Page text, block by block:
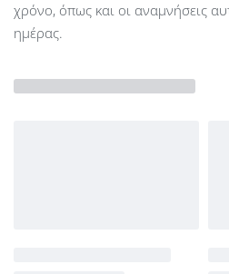
χρόνο, όπως και οι αναμνήσεις
ημέρας.